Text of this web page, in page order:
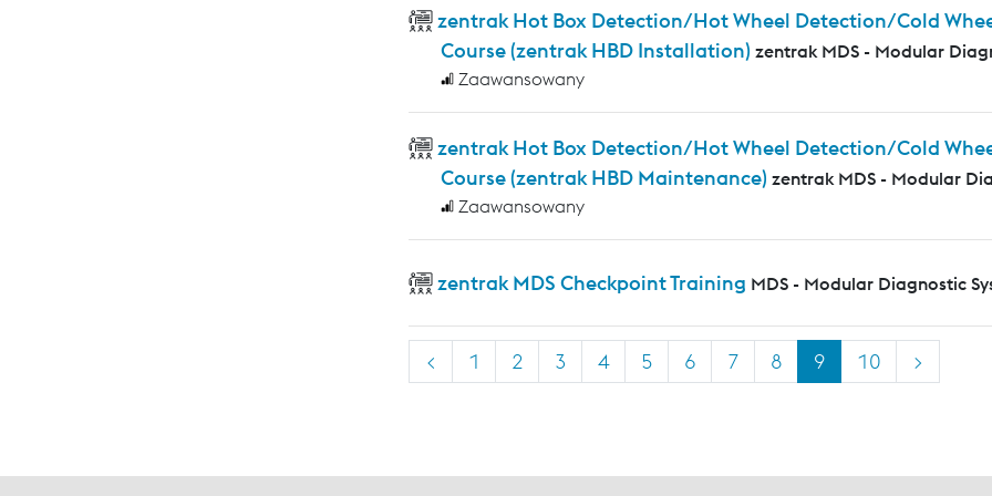
zentrak Hot Box Detection/Hot Wheel Detection/Cold
Course (zentrak HBD Installation) zentrak MDS - Modular
Zaawansowany
zentrak Hot Box Detection/Hot Wheel Detection/Cold
Course (zentrak HBD Maintenance) zentrak MDS - Modular
Zaawansowany
zentrak MDS Checkpoint Training MDS - Modular Diagnostic
< 1 2 3 4 5 6 7 8 9 10 >